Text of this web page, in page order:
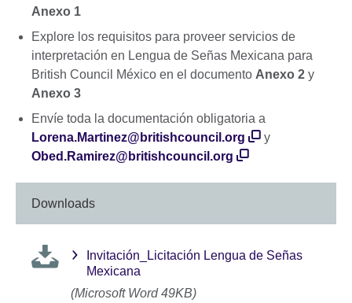
Anexo 1
Explore los requisitos para proveer servicios de
interpretación en Lengua de Señas Mexicana para
British Council México en el documento Anexo 2 y
Anexo 3
Envíe toda la documentación obligatoria a
Lorena.Martinez@britishcouncil.org
y
Obed.Ramirez@britishcouncil.org
Downloads
Invitación_Licitación Lengua de Señas
Mexicana
(Microsoft Word 49KB)